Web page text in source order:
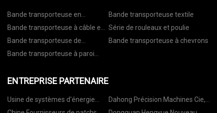
Bande transporteuse en
caoutchouc
Bande transporteuse textile
Bande transporteuse à câble en
acier
Série de rouleaux et poulie
Bande transporteuse de
manutention
Bande transporteuse à chevrons
Bande transporteuse à paroi
ENTREPRISE PARTENAIRE
Usine de systèmes d'énergie
solaire hors réseau
Dahong Précision Machines Cie,
Ltd.